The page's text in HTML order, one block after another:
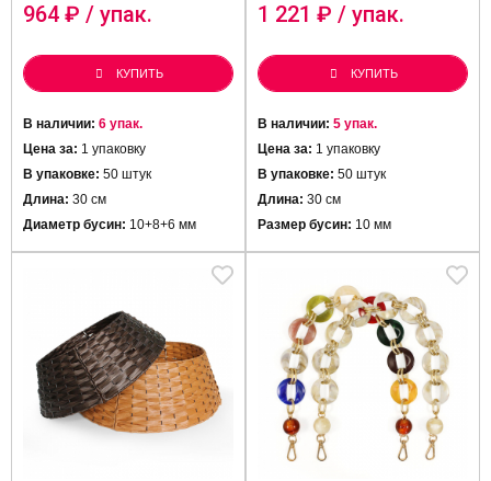
964 ₽ / упак.
КУПИТЬ
В наличии: 6 упак.
Цена за: 1 упаковку
В упаковке: 50 штук
Длина: 30 см
Диаметр бусин: 10+8+6 мм
1 221 ₽ / упак.
КУПИТЬ
В наличии: 5 упак.
Цена за: 1 упаковку
В упаковке: 50 штук
Длина: 30 см
Размер бусин: 10 мм